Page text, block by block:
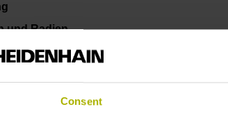
Consent
und Radien